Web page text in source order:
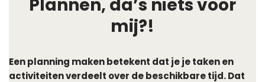
Plannen, da’s niets voor
mij?!
Een planning maken betekent dat je je taken en
activiteiten verdeelt over de beschikbare tijd. Dat